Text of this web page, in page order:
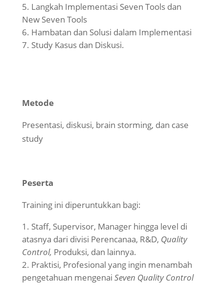
Langkah Implementasi Seven Tools dan
New Seven Tools
Hambatan dan Solusi dalam Implementasi
Study Kasus dan Diskusi.
Metode
Presentasi, diskusi, brain storming, dan case
study
Peserta
Training ini diperuntukkan bagi:
Staff, Supervisor, Manager hingga level di
atasnya dari divisi Perencanaa, R&D, Quality
Control, Produksi, dan lainnya.
Praktisi, Profesional yang ingin menambah
pengetahuan mengenai Seven Quality Control